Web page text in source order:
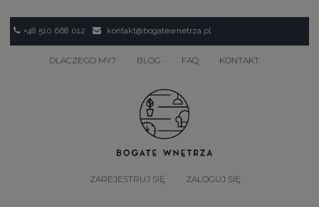
+48 510 668 012 kontakt@bogatewnetrza.pl
DLACZEGO MY? BLOG FAQ KONTAKT
ZAREJESTRUJ SIĘ ZALOGUJ SIĘ